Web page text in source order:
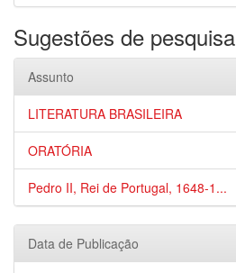
Sugestões de pesquisa
Assunto
LITERATURA BRASILEIRA
ORATÓRIA
Pedro II, Rei de Portugal, 1648-1...
Data de Publicação